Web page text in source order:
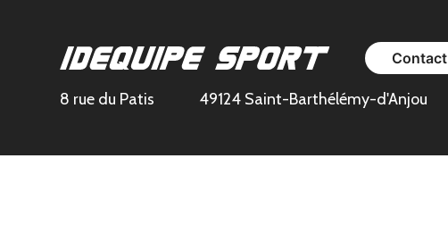
Contact
8 rue du Patis
49124 Saint-Barthélémy-d'Anjou